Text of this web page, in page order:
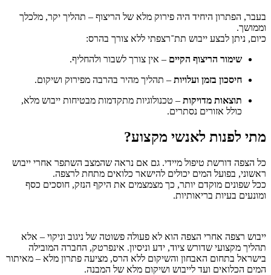
בעבר, הפתרון היחיד היה פירוק מלא של הריצוף – תהליך יקר, מלכלך
וממושך.
כיום, ניתן לבצע ייבוש תת־רצפתי ללא צורך בהרס:
שימור הריצוף הקיים – אין צורך לשבור ולהחליף.
חיסכון בזמן ועלויות – תהליך מהיר בהרבה מפירוק ושיקום.
תוצאות מדויקות – טכנולוגיות מתקדמות מבטיחות ייבוש מלא,
כולל אזורים נסתרים.
מתי לפנות לאנשי מקצוע?
כל הצפה דורשת טיפול מיידי. גם אם נראה שהמצב השתפר אחרי ייבוש
ראשוני, בפועל המים יכולים להישאר כלואים מתחת לרצפה.
ככל שפונים מוקדם יותר, כך מצמצמים את היקף הנזק, חוסכים כסף
ומונעים בעיות בריאותיות.
ייבוש רצפה אחרי הצפה הוא לא פעולה פשוטה של ניגוב וניקוי – אלא
תהליך מקצועי שדורש ציוד, ידע וניסיון. אינפרטק, החברה המובילה
בישראל בתחום האבחון והשיקום ללא הרס, מציעה פתרון מלא – מאיתור
המים הכלואים ועד לייבוש ושיקום מלא של המבנה.